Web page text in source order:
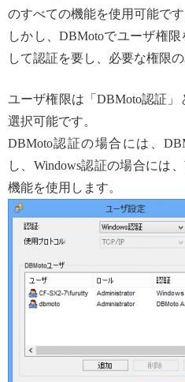
のすべての機能を使用可能です
しかし、DBMotoでユーザ権
して認証を要し、必要な権限
ユーザ権限は「DBMoto認証」
選択可能です。
DBMoto認証の場合には、
し、Windows認証の場合には
機能を使用します。